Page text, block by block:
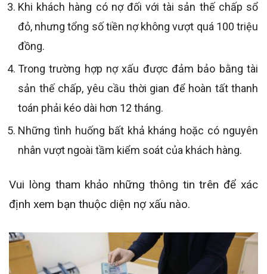
Khi khách hàng có nợ đối với tài sản thế chấp sổ
đỏ, nhưng tổng số tiền nợ không vượt quá 100 triệu
đồng.
Trong trường hợp nợ xấu được đảm bảo bằng tài
sản thế chấp, yêu cầu thời gian để hoàn tất thanh
toán phải kéo dài hơn 12 tháng.
Những tình huống bất khả kháng hoặc có nguyên
nhân vượt ngoài tầm kiểm soát của khách hàng.
Vui lòng tham khảo những thông tin trên để xác
định xem bạn thuộc diện nợ xấu nào.